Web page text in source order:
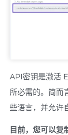
API密钥是激活
所必需的。简而
些语言，并允许
目前，您可以